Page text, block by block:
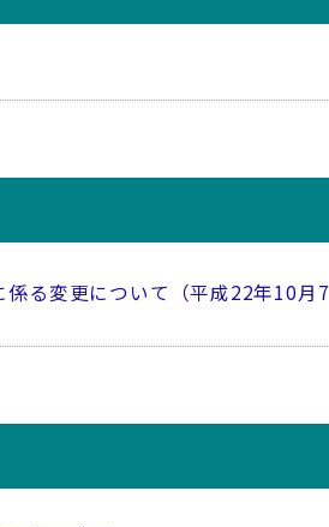
る変更について（平成22年10月7